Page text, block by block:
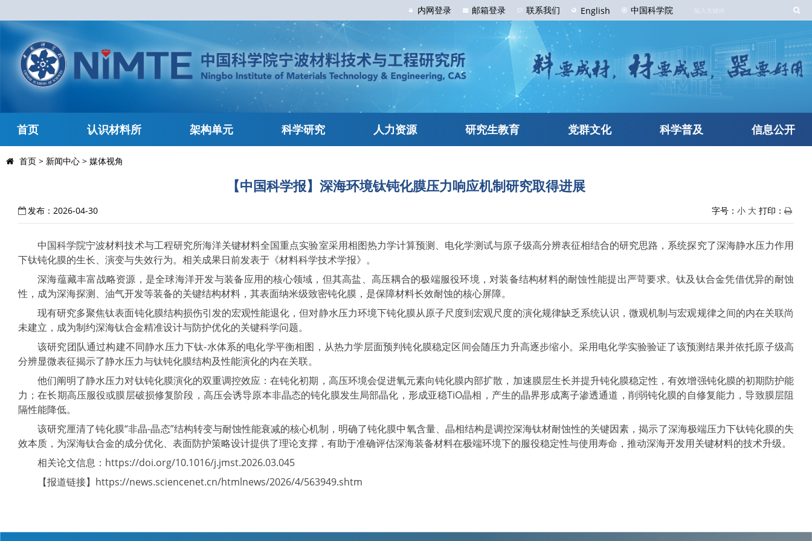
内网登录 邮箱登录 联系我们 English 中国科学院
首页 认识材料所 架构单元 科学研究 人力资源 研究生教育 党群文化 科学普及 信息公开
首页 > 新闻中心 > 媒体视角
【中国科学报】深海环境钛钝化膜压力响应机制研究取得进展
发布：2026-04-30 字号： 小 大 打印：
中国科学院宁波材料技术与工程研究所海洋关键材料全国重点实验室采用相图热力学计算预测、电化学测试与原子级高分辨表征相结合的研究思路，系统探究了深海静水压力作用
下钛钝化膜的生长、演变与失效行为。相关成果日前发表于《材料科学技术学报》。
深海蕴藏丰富战略资源，是全球海洋开发与装备应用的核心领域，但其高盐、高压耦合的极端服役环境，对装备结构材料的耐蚀性能提出严苛要求。钛及钛合金凭借优异的耐蚀
性，成为深海探测、油气开发等装备的关键结构材料，其表面纳米级致密钝化膜，是保障材料长效耐蚀的核心屏障。
现有研究多聚焦钛表面钝化膜结构损伤引发的宏观性能退化，但对静水压力环境下钝化膜从原子尺度到宏观尺度的演化规律缺乏系统认识，微观机制与宏观规律之间的内在关联尚
未建立，成为制约深海钛合金精准设计与防护优化的关键科学问题。
该研究团队通过构建不同静水压力下钛-水体系的电化学平衡相图，从热力学层面预判钝化膜稳定区间会随压力升高逐步缩小。采用电化学实验验证了该预测结果并依托原子级高
分辨显微表征揭示了静水压力与钛钝化膜结构及性能演化的内在关联。
他们阐明了静水压力对钛钝化膜演化的双重调控效应：在钝化初期，高压环境会促进氧元素向钝化膜内部扩散，加速膜层生长并提升钝化膜稳定性，有效增强钝化膜的初期防护能
力；在长期高压服役或膜层破损修复阶段，高压会诱导原本非晶态的钝化膜发生局部晶化，形成亚稳TiO晶相，产生的晶界形成离子渗透通道，削弱钝化膜的自修复能力，导致膜层阻
隔性能降低。
该研究厘清了钝化膜“非晶-晶态”结构转变与耐蚀性能衰减的核心机制，明确了钝化膜中氧含量、晶相结构是调控深海钛材耐蚀性的关键因素，揭示了深海极端压力下钛钝化膜的失
效本质，为深海钛合金的成分优化、表面防护策略设计提供了理论支撑，有助于准确评估深海装备材料在极端环境下的服役稳定性与使用寿命，推动深海开发用关键材料的技术升级。
相关论文信息：https://doi.org/10.1016/j.jmst.2026.03.045
【报道链接】https://news.sciencenet.cn/htmlnews/2026/4/563949.shtm